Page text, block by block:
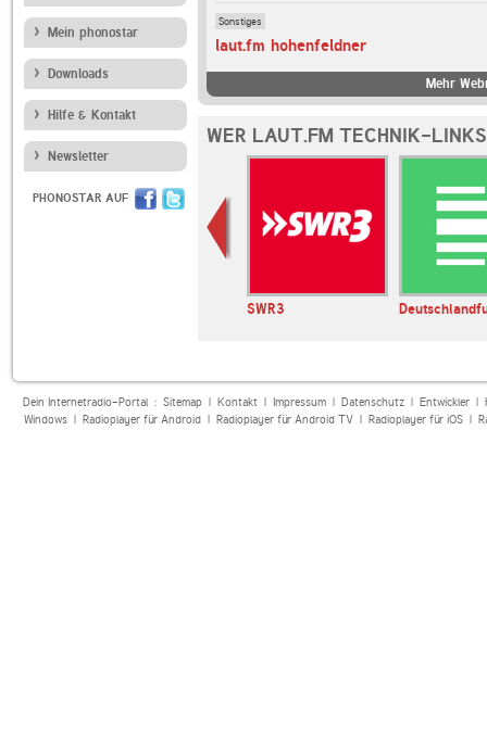
Mein phonostar
Downloads
Hilfe & Kontakt
Newsletter
PHONOSTAR AUF
Sonstiges
laut.fm hohenfeldner
Mehr
WER LAUT.FM TECHNIK-
SWR3
Dein Internetradio-Portal : Sitemap| Kontakt| Impressum| Datenschutz| Entwickler|
Windows| Radioplayer für Android| Radioplayer für Android TV| Radioplayer für iOS|